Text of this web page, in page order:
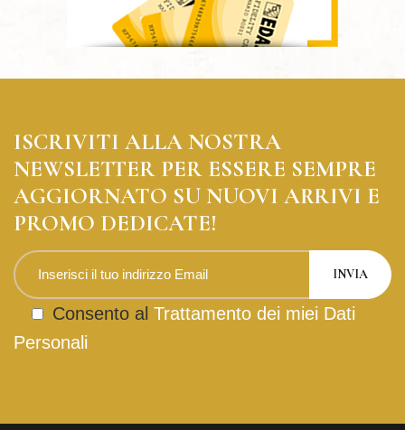
ISCRIVITI ALLA NOSTRA
NEWSLETTER PER ESSERE SEMPRE
AGGIORNATO SU NUOVI ARRIVI E
PROMO DEDICATE!
Consento al Trattamento dei miei Dati
Personali